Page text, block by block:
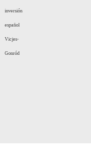
inversión
español
Vicjes-
Gonród